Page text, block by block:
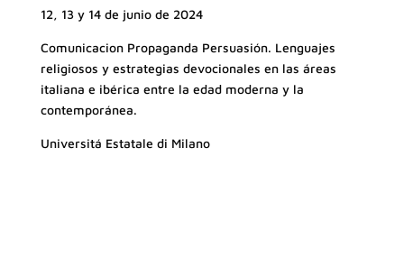
12, 13 y 14 de junio de 2024
Comunicacion Propaganda Persuasión. Lenguajes
religiosos y estrategias devocionales en las áreas
italiana e ibérica entre la edad moderna y la
contemporánea.
Universitá Estatale di Milano